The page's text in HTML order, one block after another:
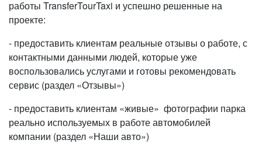
работы TransferTourTaxi и успешно решенные на
проекте:
- предоставить клиентам реальные отзывы о работе, с
контактными данными людей, которые уже
воспользовались услугами и готовы рекомендовать
сервис (раздел «Отзывы»)
- предоставить клиентам «живые» фотографии парка
реально используемых в работе автомобилей
компании (раздел «Наши авто»)